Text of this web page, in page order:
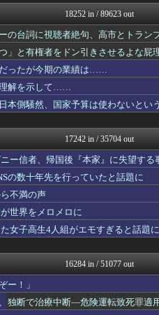
奥様は鬼女-DQN返しまと...
婚外ちゃんねる
...
奥様は鬼女-DQN返しまと
まとめCUP
NEWSまとめもりー｜2c...
正義の見方
キスログ
おーるじゃんる
がーるずレポート - ガー...
女子アナお宝画像速報－
アニはつ -アニメ発信場-
...
Zチャンネル＠VIP
ウマ娘まとめ速報うまろぐ
オレ的ゲーム速報＠刃
常識的に考えた
コンテンツ・声優 | ラブ...
WorldFootball...
ガラパゴスジャパン - 海...
18252 in / 89623 out
の台詞に視聴者絶句、高市とトラン
」と有権者をドン引きさせるよな
だったが今期の業績は……
理解を示して……
本側騒然、国家予算は使わないとい
17242 in / 35704 out
ー信者、帰国後『本家』に失望する
の数十年先を行っていたと話題に
不満の声
世界をメロメロに
女子高生4人組がエモすぎると話題に
16284 in / 51077 out
ー！」
独断で治療中断―危険運転致死罪適